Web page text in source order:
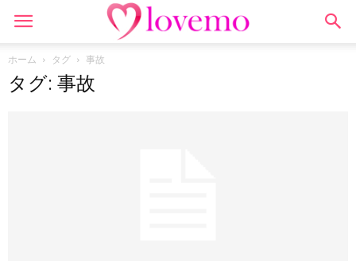
ホーム タグ 事故
タグ: 事故